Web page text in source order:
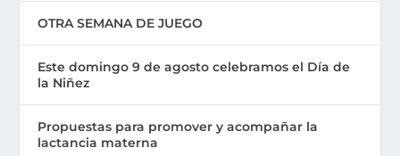
OTRA SEMANA DE JUEGO
Este domingo 9 de agosto celebramos el Día de
la Niñez
Propuestas para promover y acompañar la
lactancia materna